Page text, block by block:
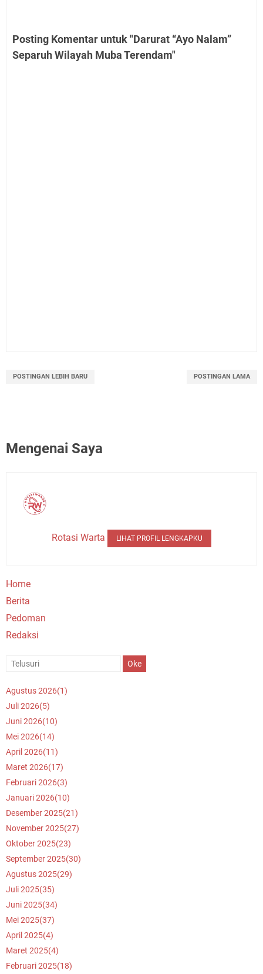
Posting Komentar untuk "Darurat “Ayo Nalam”
Separuh Wilayah Muba Terendam"
POSTINGAN LEBIH BARU POSTINGAN LAMA
Mengenai Saya
Rotasi Warta LIHAT PROFIL LENGKAPKU
Home
Berita
Pedoman
Redaksi
Agustus 2026(1)
Juli 2026(5)
Juni 2026(10)
Mei 2026(14)
April 2026(11)
Maret 2026(17)
Februari 2026(3)
Januari 2026(10)
Desember 2025(21)
November 2025(27)
Oktober 2025(23)
September 2025(30)
Agustus 2025(29)
Juli 2025(35)
Juni 2025(34)
Mei 2025(37)
April 2025(4)
Maret 2025(4)
Februari 2025(18)